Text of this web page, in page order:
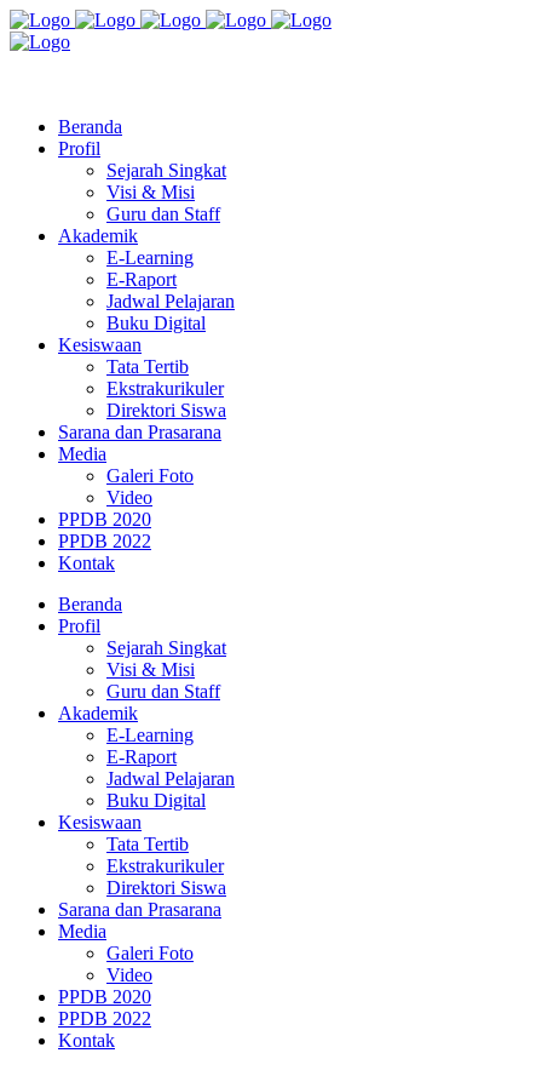
Beranda
Profil
Sejarah Singkat
Visi & Misi
Guru dan Staff
Akademik
E-Learning
E-Raport
Jadwal Pelajaran
Buku Digital
Kesiswaan
Tata Tertib
Ekstrakurikuler
Direktori Siswa
Sarana dan Prasarana
Media
Galeri Foto
Video
PPDB 2020
PPDB 2022
Kontak
Beranda
Profil
Sejarah Singkat
Visi & Misi
Guru dan Staff
Akademik
E-Learning
E-Raport
Jadwal Pelajaran
Buku Digital
Kesiswaan
Tata Tertib
Ekstrakurikuler
Direktori Siswa
Sarana dan Prasarana
Media
Galeri Foto
Video
PPDB 2020
PPDB 2022
Kontak